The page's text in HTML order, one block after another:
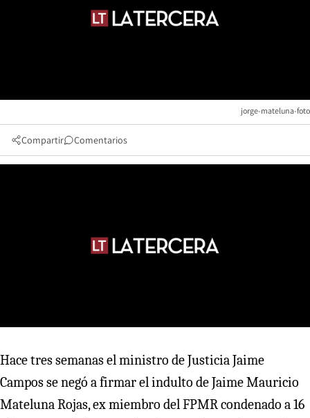
jorge-mateluna-foto
Compartir Comentarios
Hace tres semanas el ministro de Justicia Jaime
Campos se negó a firmar el indulto de Jaime Mauricio
Mateluna Rojas, ex miembro del FPMR condenado a 16